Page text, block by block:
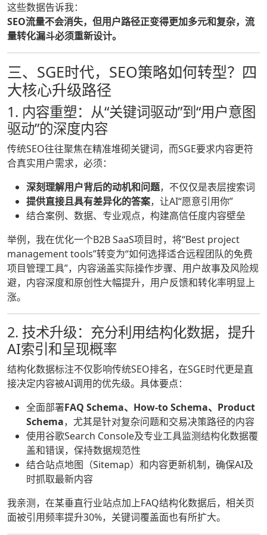
这些数据告诉我：
SEO流量不会消失，但用户路径正变得更加多元和复杂，流
量转化漏斗必须重新设计。
三、SGE时代，SEO策略如何转型？四
大核心升级路径
1. 内容重塑：从“关键词驱动”到“用户意图
驱动”的深度内容
传统SEO往往聚焦在精准堆砌关键词，而SGE要求内容更符
合真实用户需求，必须：
深刻理解用户背后的动机和问题，不仅仅是表层搜索词
提供直接且具有差异化的答案，让AI“愿意引用你”
结合案例、数据、专业观点，构建高信任度内容壁垒
举例，我在优化一个B2B SaaS项目时，将“Best project
management tools”转变为“如何选择适合远程团队的免费
项目管理工具”，内容涵盖实际操作步骤、用户故事及风险规
避，内容深度和原创性大幅提升，用户反馈和转化率明显上
涨。
2. 技术升级：充分利用结构化数据，提升
AI索引和呈现概率
结构化数据标注不仅影响传统SEO排名，在SGE时代更是直
接决定内容被AI调用的优先级。具体要点：
全面部署FAQ Schema、How-to Schema、Product
Schema，尤其是针对复杂问题和交易决策路径的内容
使用谷歌Search Console及专业工具监测结构化数据覆
盖和错误，保持数据规范性
结合站点地图（Sitemap）和内容更新机制，确保AI及
时抓取最新内容
我亲测，在某垂直行业站点加上FAQ结构化数据后，相关页
面被引用频率提升30%，关键词覆盖面也有所扩大。